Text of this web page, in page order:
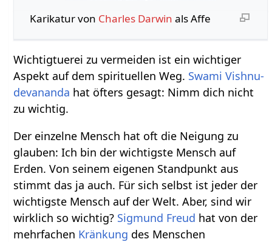
Karikatur von Charles Darwin als Affe
Wichtigtuerei zu vermeiden ist ein wichtiger
Aspekt auf dem spirituellen Weg. Swami Vishnu-
devananda hat öfters gesagt: Nimm dich nicht
zu wichtig.
Der einzelne Mensch hat oft die Neigung zu
glauben: Ich bin der wichtigste Mensch auf
Erden. Von seinem eigenen Standpunkt aus
stimmt das ja auch. Für sich selbst ist jeder der
wichtigste Mensch auf der Welt. Aber, sind wir
wirklich so wichtig? Sigmund Freud hat von der
mehrfachen Kränkung des Menschen